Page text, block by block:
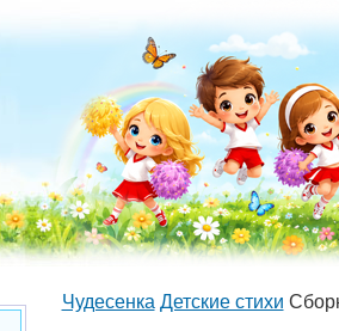
Чудесенка Детские стихи